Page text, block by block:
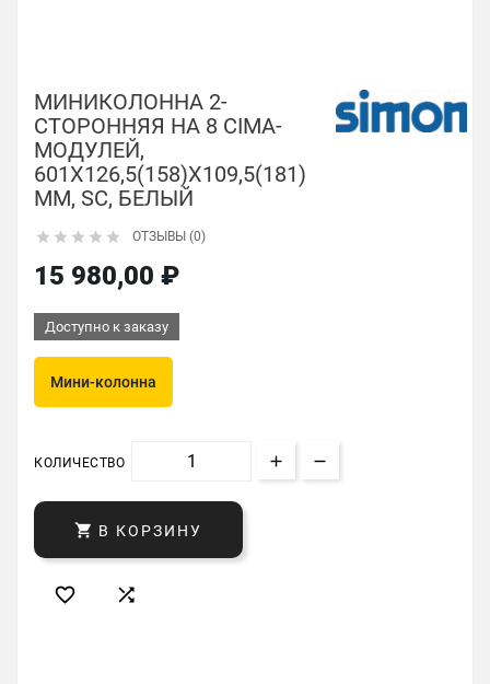
МИНИКОЛОННА 2-
СТОРОННЯЯ НА 8 CIMA-
МОДУЛЕЙ,
601Х126,5(158)Х109,5(181)
ММ, SC, БЕЛЫЙ
     ОТЗЫВЫ (0)
15 980,00 ₽
Доступно к заказу
Мини-колонна
КОЛИЧЕСТВО
 В КОРЗИНУ
 